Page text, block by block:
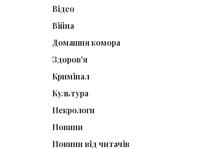
Відео
Війна
Домашня комора
Здоров'я
Кримінал
Культура
Некрологи
Новини
Новини від читачів